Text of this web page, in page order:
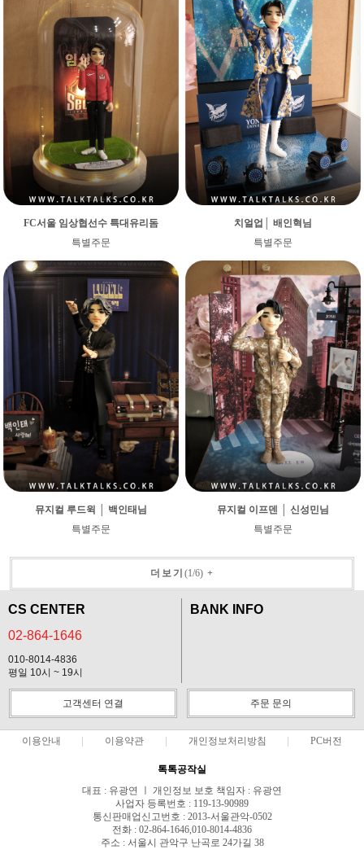
FC서울 임상협선수 특대유리돔
특별주문
치얼업│ 배인혁님
특별주문
뮤지컬 루드윅 │ 백인태님
특별주문
뮤지컬 이프덴 │ 신성민님
특별주문
더보기 (1/6)+
CS CENTER
02-864-1646
010-8014-4836
평일 10시 ~ 19시
BANK INFO
고객센터 연결 주문 문의
이용안내 이용약관 개인정보처리방침 PC버전
톡톡공작실
대표 : 유광연 ㅣ 개인정보 보호 책임자 : 유광연
사업자 등록번호 : 119-13-90989
통신판매업신고번호 : 2013-서울관악-0502
전화 : 02-864-1646,010-8014-4836
주소 : 서울시 관악구 난곡로 24가길 38